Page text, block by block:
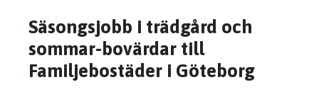
Säsongsjobb i trädgård och
sommar-bovärdar till
Familjebostäder i Göteborg